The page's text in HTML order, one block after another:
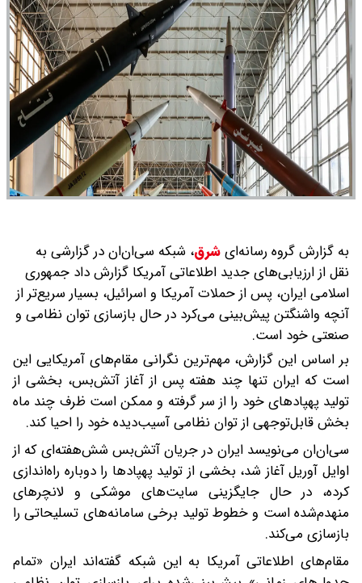
به گزارش گروه رسانه‌ایشرق، شبکه سی‌ان‌ان در گزارشی به
نقل از ارزیابی‌های جدید اطلاعاتی آمریکا گزارش داد جمهوری
اسلامی ایران، پس از حملات آمریکا و اسرائیل، بسیار سریع‌تر از
آنچه واشنگتن پیش‌بینی می‌کرد در حال بازسازی توان نظامی و
صنعتی خود است.
بر اساس این گزارش، مهم‌ترین نگرانی مقام‌های آمریکایی این
است که ایران تنها چند هفته پس از آغاز آتش‌بس، بخشی از
تولید پهپادهای خود را از سر گرفته و ممکن است ظرف چند ماه
بخش قابل‌توجهی از توان نظامی آسیب‌دیده خود را احیا کند.
سی‌ان‌ان می‌نویسد ایران در جریان آتش‌بس شش‌هفته‌ای که از
اوایل آوریل آغاز شد، بخشی از تولید پهپادها را دوباره راه‌اندازی
کرده، در حال جایگزینی سایت‌های موشکی و لانچرهای
منهدم‌شده است و خطوط تولید برخی سامانه‌های تسلیحاتی را
بازسازی می‌کند.
مقام‌های اطلاعاتی آمریکا به این شبکه گفته‌اند ایران «تمام